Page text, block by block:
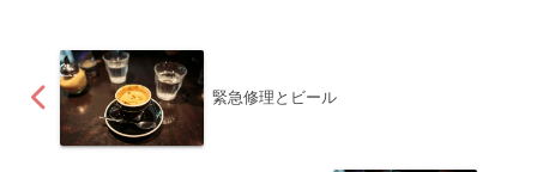
緊急修理とビール